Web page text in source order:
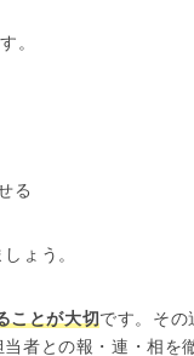
。
る
ょう。
ことが大切です。その
者との報・連・相を